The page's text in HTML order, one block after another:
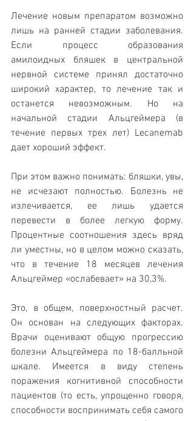
Лечение новым препаратом возможно
лишь на ранней стадии заболевания.
Если процесс образования
амилоидных бляшек в центральной
нервной системе принял достаточно
широкий характер, то лечение так и
останется невозможным. Но на
начальной стадии Альцгеймера (в
течение первых трех лет) Lecanemab
дает хороший эффект.
При этом важно понимать: бляшки, увы,
не исчезают полностью. Болезнь не
излечивается, ее лишь удается
перевести в более легкую форму.
Процентные соотношения здесь вряд
ли уместны, но в целом можно сказать,
что в течение 18 месяцев лечения
Альцгеймер «ослабевает» на 30,3%.
Это, в общем, поверхностный расчет.
Он основан на следующих факторах.
Врачи оценивают общую прогрессию
болезни Альцгеймера по 18-балльной
шкале. Имеется в виду степень
поражения когнитивной способности
пациентов (то есть, упрощенно говоря,
способности воспринимать себя самого